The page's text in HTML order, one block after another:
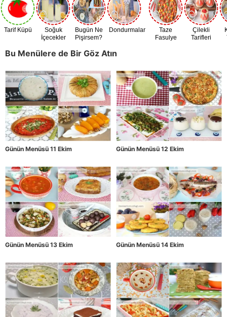
Tarif Küpü
Soğuk
İçecekler
Bugün Ne
Pişirsem?
Dondurmalar
Taze
Fasulye
Çilekli
Tarifleri
Bu Menülere de Bir Göz Atın
Günün Menüsü 11 Ekim Günün Menüsü 12 Ekim
Günün Menüsü 13 Ekim Günün Menüsü 14 Ekim